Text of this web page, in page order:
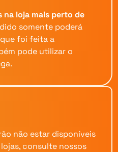
na loja mais perto de
somente poderá
foi feita a
pode utilizar o
não estar disponíveis
consulte nossos